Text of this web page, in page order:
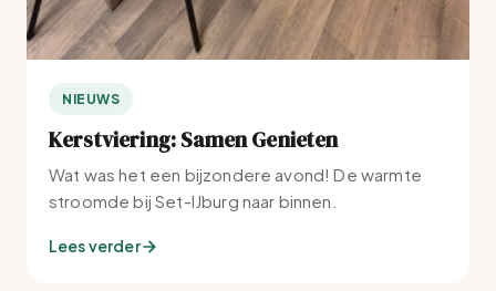
NIEUWS
Kerstviering: Samen Genieten
Wat was het een bijzondere avond! De warmte
stroomde bij Set-IJburg naar binnen.
Lees verder